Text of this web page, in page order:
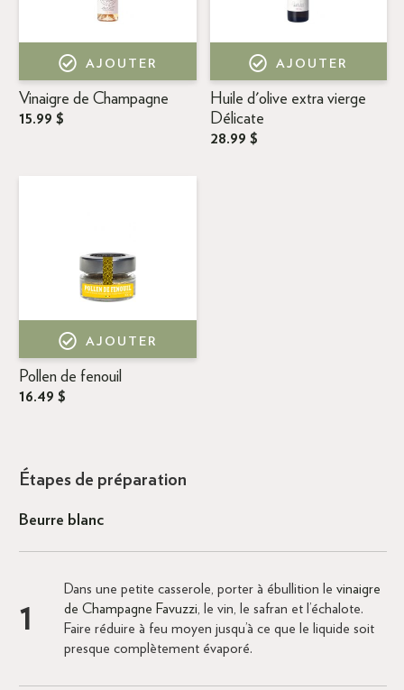
AJOUTER
Vinaigre de Champagne
15.99 $
AJOUTER
Huile d'olive extra vierge
Délicate
28.99 $
AJOUTER
Pollen de fenouil
16.49 $
Étapes de préparation
Beurre blanc
Dans une petite casserole, porter à ébullition le vinaigre
de Champagne Favuzzi , le vin, le safran et l’échalote.
Faire réduire à feu moyen jusqu’à ce que le liquide soit
presque complètement évaporé.